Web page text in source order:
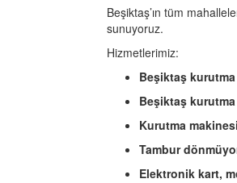
Beşiktaş’ın tüm
sunuyoruz.
Hizmetlerimiz:
Beşiktaş
Beşiktaş kurutma
Kurutma
Tambur
Elektronik kart,